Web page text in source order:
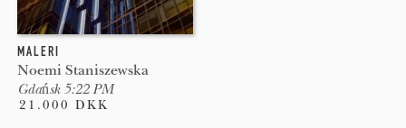
MALERI
Noemi Staniszewska
Gdańsk 5:22 PM
21.000 DKK